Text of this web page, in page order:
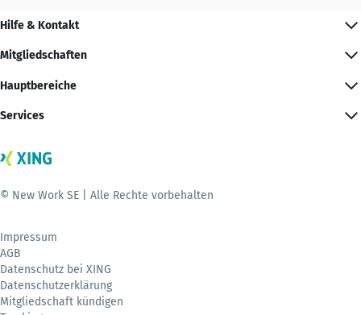
Hilfe & Kontakt
Mitgliedschaften
Hauptbereiche
Services
© New Work SE | Alle Rechte vorbehalten
Impressum
AGB
Datenschutz bei XING
Datenschutzerklärung
Mitgliedschaft kündigen